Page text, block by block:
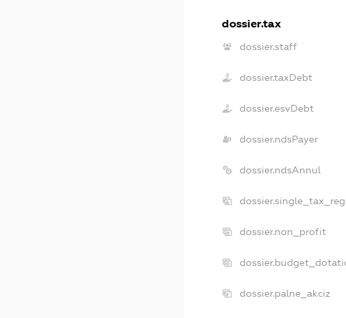
dossier.tax
dossier.staff
dossier.taxDebt
dossier.esvDebt
dossier.ndsPayer
dossier.ndsAnnul
dossier.single_tax_reg
dossier.non_profit
dossier.palne_akciz